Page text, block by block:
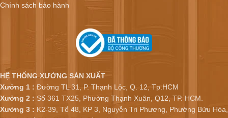
Chính sách bảo hành
HỆ THỐNG XƯỞNG SẢN XUẤT
Xưởng 1 : Đường TL 31, P. Thạnh Lộc, Q. 12, Tp.HCM
Xưởng 2 : Số 361 TX25, Phường Thạnh Xuân, Q12, TP. HCM.
Xưởng 3 : K2-39, Tổ 48, KP 3, Nguyễn Tri Phương, Phường Bửu Hòa,